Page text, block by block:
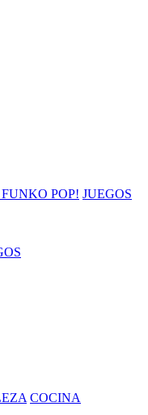
POP! JUEGOS
COCINA